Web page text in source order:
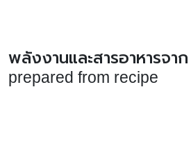
พลังงานและสารอาหารจา
prepared from recipe